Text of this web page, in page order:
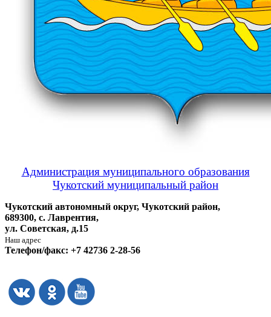
Администрация муниципального образования
Чукотский муниципальный район
Чукотский автономный округ, Чукотский район,
689300, с. Лаврентия,
ул. Советская, д.15
Наш адрес
Телефон/факс: +7 42736 2-28-56